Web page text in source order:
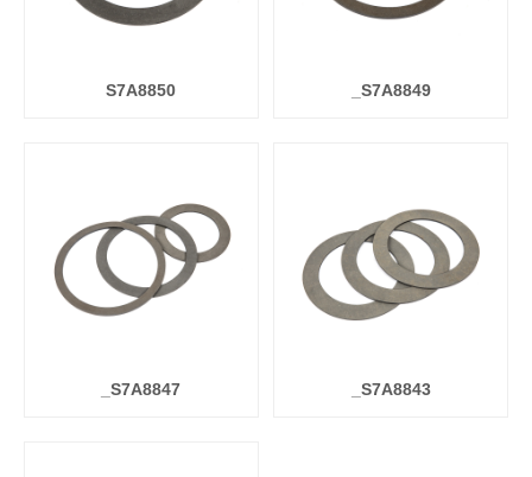
S7A8850 _S7A8849
_S7A8847 _S7A8843